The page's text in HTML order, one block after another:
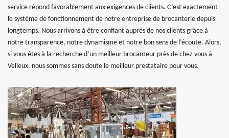
service répond favorablement aux exigences de clients. C’est exactement
le système de fonctionnement de notre entreprise de brocanterie depuis
longtemps. Nous arrivons à être confiant auprès de nos clients grâce à
notre transparence, notre dynamisme et notre bon sens de l’écoute. Alors,
si vous êtes à la recherche d’un meilleur brocanteur près de chez vous à
Velieux, nous sommes sans doute le meilleur prestataire pour vous.